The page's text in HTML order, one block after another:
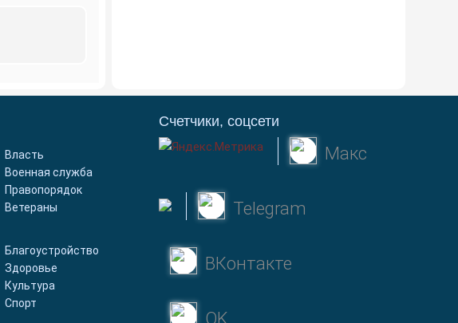
Власть
Военная служба
Правопорядок
Ветераны
Благоустройство
Здоровье
Культура
Спорт
Счетчики, соцсети
Макс
Telegram
ВКонтакте
OK